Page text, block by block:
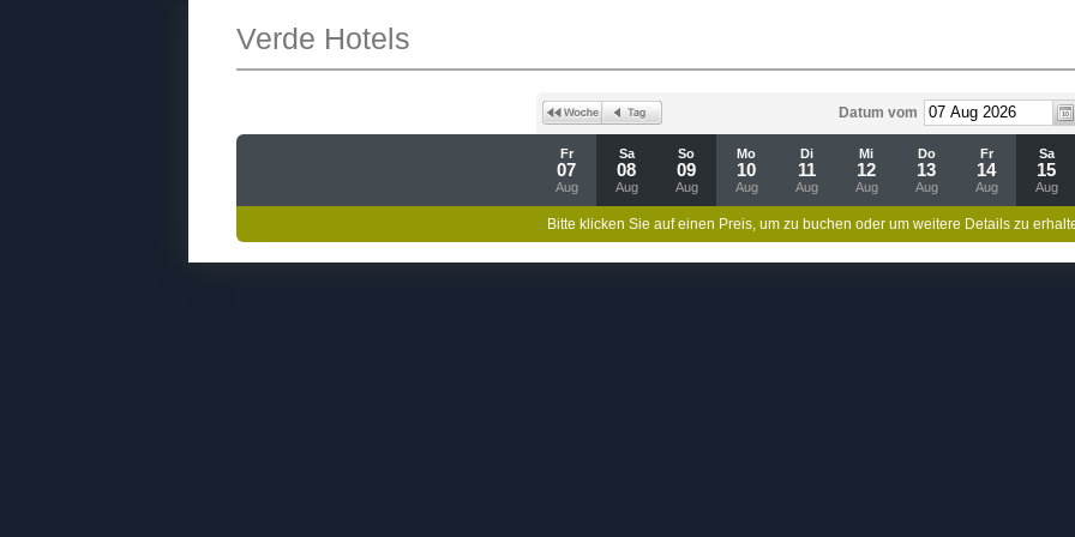
Verde Hotels
Datum vom
Fr
07
Aug
Sa
08
Aug
So
09
Aug
Mo
10
Aug
Di
11
Aug
Mi
12
Aug
Do
13
Aug
Fr
14
Aug
Sa
15
Aug
Bitte klicken Sie auf einen Preis, um zu buchen oder um weitere Details zu